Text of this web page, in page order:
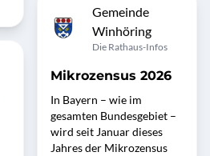
Gemeinde
Winhöring
Die Rathaus-Infos
Mikrozensus 2026
In Bayern – wie im
gesamten Bundesgebiet –
wird seit Januar dieses
Jahres der Mikrozensus